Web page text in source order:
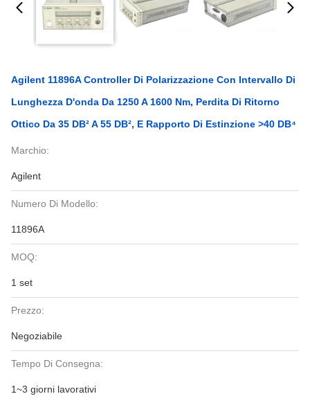
Agilent 11896A Controller Di Polarizzazione Con Intervallo Di
Lunghezza D'onda Da 1250 A 1600 Nm, Perdita Di Ritorno
Ottico Da 35 DB² A 55 DB², E Rapporto Di Estinzione >40 DB⁴
Marchio:
Agilent
Numero Di Modello:
11896A
MOQ:
1 set
Prezzo:
Negoziabile
Tempo Di Consegna:
1~3 giorni lavorativi